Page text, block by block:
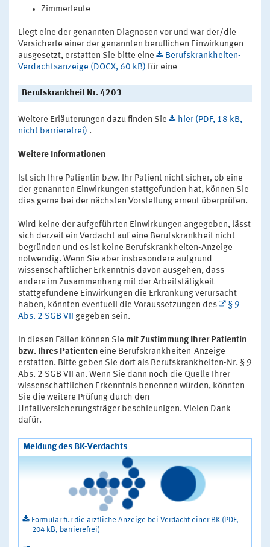
Zimmerleute
Liegt eine der genannten Diagnosen vor und war der/die
Versicherte einer der genannten beruflichen Einwirkungen
ausgesetzt, erstatten Sie bitte eine
Berufskrankheiten-
Verdachtsanzeige (DOCX, 60 kB) für eine
Berufskrankheit Nr. 4203
Weitere Erläuterungen dazu finden Sie
hier (PDF, 18 kB,
nicht barrierefrei) .
Weitere Informationen
Ist sich Ihre Patientin bzw. Ihr Patient nicht sicher, ob eine
der genannten Einwirkungen stattgefunden hat, können Sie
dies gerne bei der nächsten Vorstellung erneut überprüfen.
Wird keine der aufgeführten Einwirkungen angegeben, lässt
sich derzeit ein Verdacht auf eine Berufskrankheit nicht
begründen und es ist keine Berufskrankheiten-Anzeige
notwendig. Wenn Sie aber insbesondere aufgrund
wissenschaftlicher Erkenntnis davon ausgehen, dass
andere im Zusammenhang mit der Arbeitstätigkeit
stattgefundene Einwirkungen die Erkrankung verursacht
haben, könnten eventuell die Voraussetzungen des
§ 9
Abs. 2 SGB VII gegeben sein.
In diesen Fällen können Sie mit Zustimmung Ihrer Patientin
bzw. Ihres Patienten eine Berufskrankheiten-Anzeige
erstatten. Bitte geben Sie dort als Berufskrankheiten-Nr. § 9
Abs. 2 SGB VII an. Wenn Sie dann noch die Quelle Ihrer
wissenschaftlichen Erkenntnis benennen würden, könnten
Sie die weitere Prüfung durch den
Unfallversicherungsträger beschleunigen. Vielen Dank
dafür.
Meldung des BK-Verdachts
Formular für die ärztliche Anzeige bei Verdacht einer BK (PDF,
204 kB, barrierefrei)